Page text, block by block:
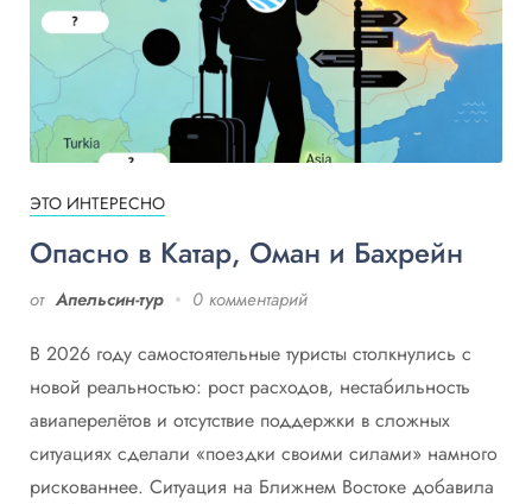
ЭТО ИНТЕРЕСНО
Опасно в Катар, Оман и Бахрейн
от Апельсин-тур 0 комментарий
В 2026 году самостоятельные туристы столкнулись с
новой реальностью: рост расходов, нестабильность
авиаперелётов и отсутствие поддержки в сложных
ситуациях сделали «поездки своими силами» намного
рискованнее. Ситуация на Ближнем Востоке добавила